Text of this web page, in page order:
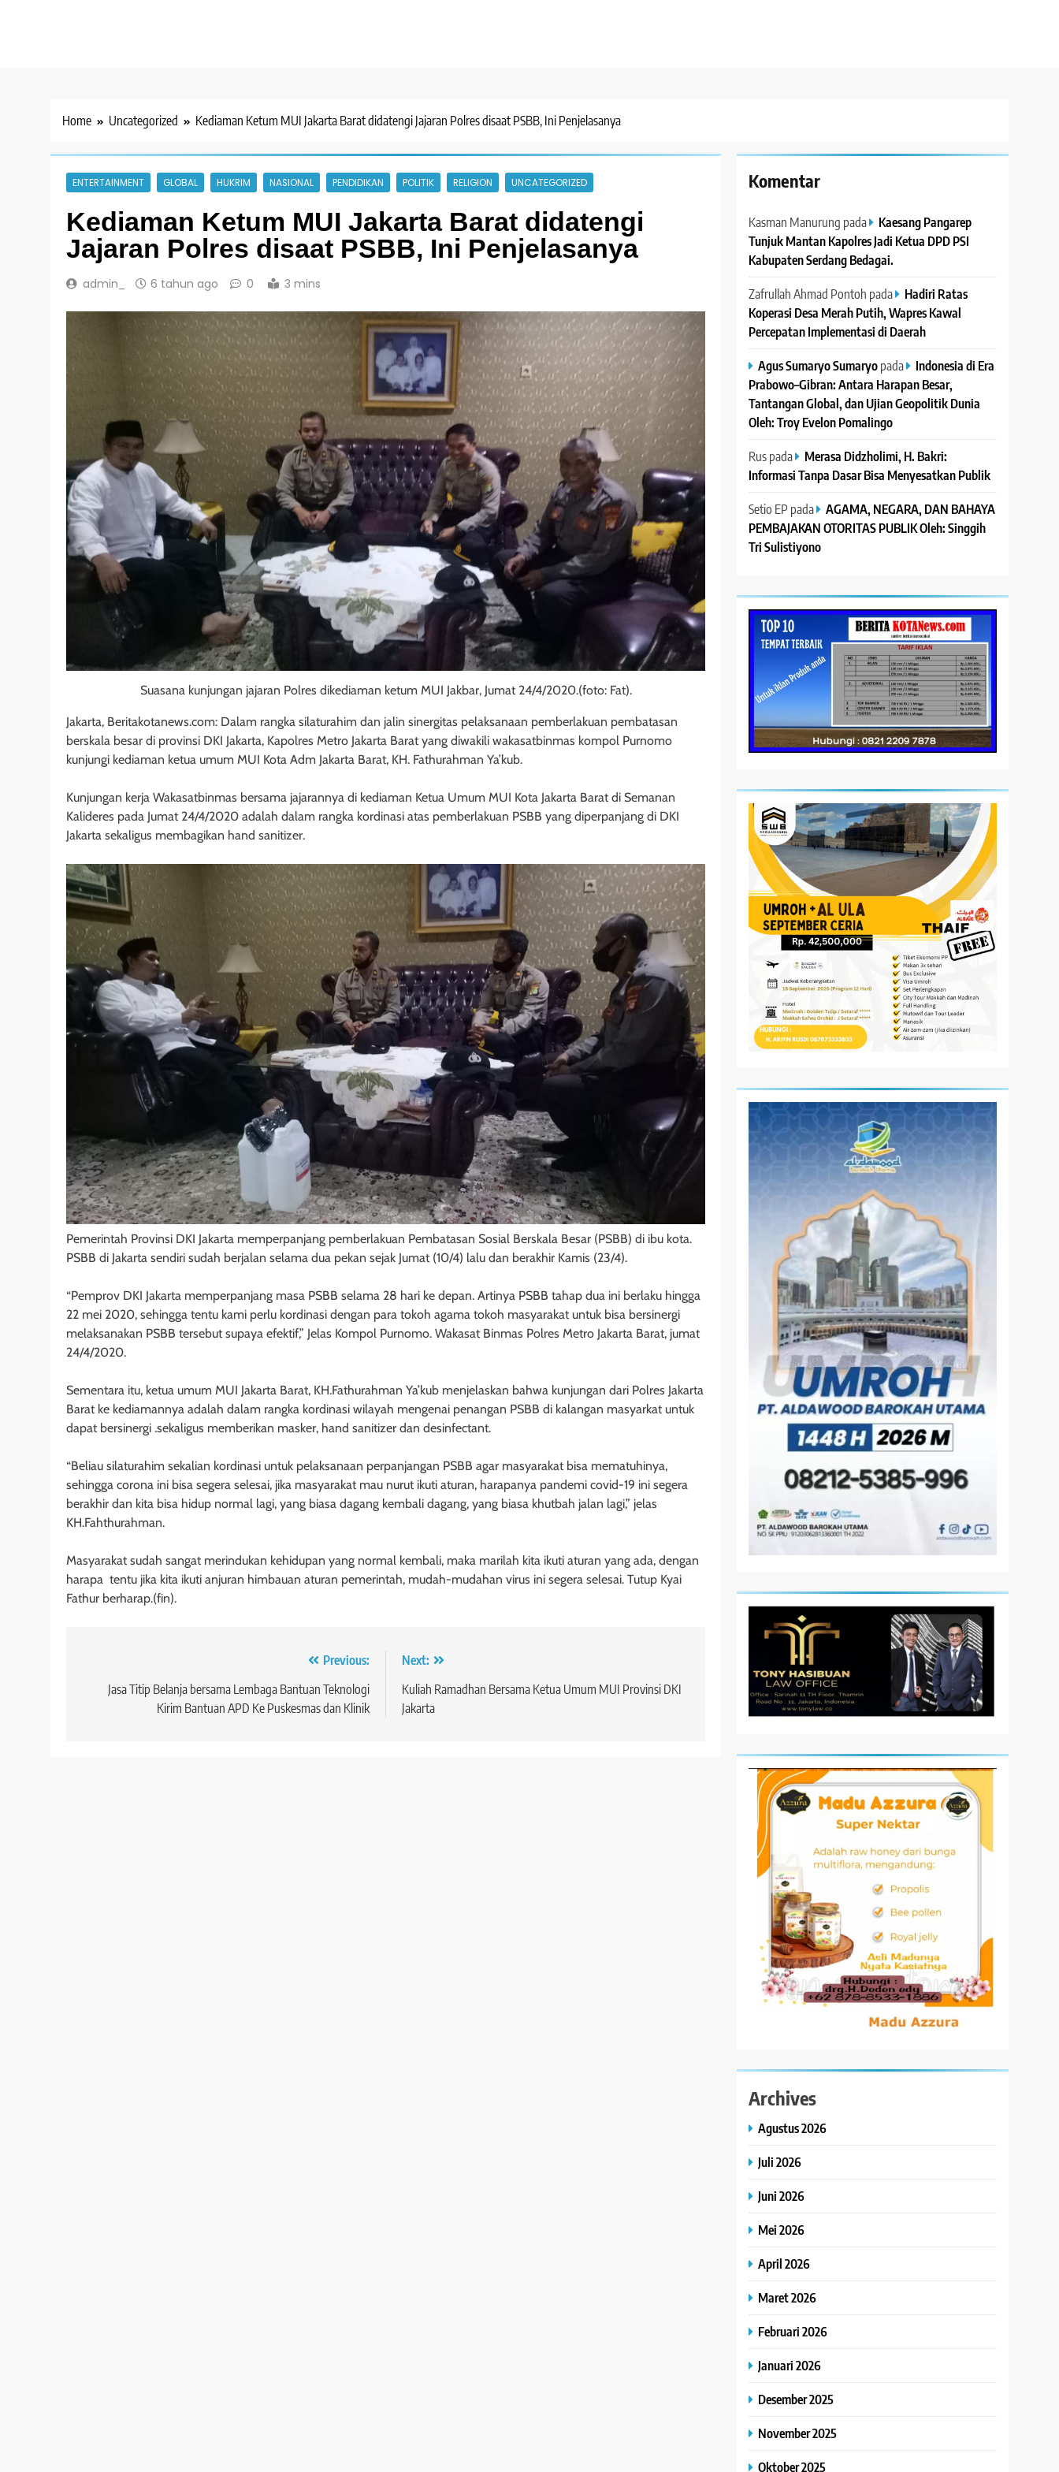
Home Uncategorized Kediaman Ketum MUI Jakarta Barat didatengi Jajaran Polres disaat PSBB, Ini Penjelasanya
ENTERTAINMENT GLOBAL HUKRIM NASIONAL PENDIDIKAN POLITIK RELIGION UNCATEGORIZED
Kediaman Ketum MUI Jakarta Barat didatengi
Jajaran Polres disaat PSBB, Ini Penjelasanya
admin_ 6 tahun ago 0 3 mins
Suasana kunjungan jajaran Polres dikediaman ketum MUI Jakbar, Jumat 24/4/2020.(foto: Fat).
Jakarta, Beritakotanews.com: Dalam rangka silaturahim dan jalin sinergitas pelaksanaan pemberlakuan pembatasan
berskala besar di provinsi DKI Jakarta, Kapolres Metro Jakarta Barat yang diwakili wakasatbinmas kompol Purnomo
kunjungi kediaman ketua umum MUI Kota Adm Jakarta Barat, KH. Fathurahman Ya’kub.
Kunjungan kerja Wakasatbinmas bersama jajarannya di kediaman Ketua Umum MUI Kota Jakarta Barat di Semanan
Kalideres pada Jumat 24/4/2020 adalah dalam rangka kordinasi atas pemberlakuan PSBB yang diperpanjang di DKI
Jakarta sekaligus membagikan hand sanitizer.
Pemerintah Provinsi DKI Jakarta memperpanjang pemberlakuan Pembatasan Sosial Berskala Besar (PSBB) di ibu kota.
PSBB di Jakarta sendiri sudah berjalan selama dua pekan sejak Jumat (10/4) lalu dan berakhir Kamis (23/4).
“Pemprov DKI Jakarta memperpanjang masa PSBB selama 28 hari ke depan. Artinya PSBB tahap dua ini berlaku hingga
22 mei 2020, sehingga tentu kami perlu kordinasi dengan para tokoh agama tokoh masyarakat untuk bisa bersinergi
melaksanakan PSBB tersebut supaya efektif,” Jelas Kompol Purnomo. Wakasat Binmas Polres Metro Jakarta Barat, jumat
24/4/2020.
Sementara itu, ketua umum MUI Jakarta Barat, KH.Fathurahman Ya’kub menjelaskan bahwa kunjungan dari Polres Jakarta
Barat ke kediamannya adalah dalam rangka kordinasi wilayah mengenai penangan PSBB di kalangan masyarkat untuk
dapat bersinergi .sekaligus memberikan masker, hand sanitizer dan desinfectant.
“Beliau silaturahim sekalian kordinasi untuk pelaksanaan perpanjangan PSBB agar masyarakat bisa mematuhinya,
sehingga corona ini bisa segera selesai, jika masyarakat mau nurut ikuti aturan, harapanya pandemi covid-19 ini segera
berakhir dan kita bisa hidup normal lagi, yang biasa dagang kembali dagang, yang biasa khutbah jalan lagi,” jelas
KH.Fahthurahman.
Masyarakat sudah sangat merindukan kehidupan yang normal kembali, maka marilah kita ikuti aturan yang ada, dengan
harapa tentu jika kita ikuti anjuran himbauan aturan pemerintah, mudah-mudahan virus ini segera selesai. Tutup Kyai
Fathur berharap.(fin).
pos
Previous:
Jasa Titip Belanja bersama Lembaga Bantuan Teknologi
Kirim Bantuan APD Ke Puskesmas dan Klinik
Next:
Kuliah Ramadhan Bersama Ketua Umum MUI Provinsi DKI
Jakarta
Komentar
Kasman Manurung pada
Kaesang Pangarep
Tunjuk Mantan Kapolres Jadi Ketua DPD PSI
Kabupaten Serdang Bedagai. ‎ ‎
Zafrullah Ahmad Pontoh pada
Hadiri Ratas
Koperasi Desa Merah Putih, Wapres Kawal
Percepatan Implementasi di Daerah
Agus Sumaryo Sumaryopada
Indonesia di Era
Prabowo–Gibran: Antara Harapan Besar,
Tantangan Global, dan Ujian Geopolitik Dunia
Oleh: Troy Evelon Pomalingo
Ruspada
Merasa Didzholimi, H. Bakri:
Informasi Tanpa Dasar Bisa Menyesatkan Publik
Setio EP pada AGAMA, NEGARA, DAN BAHAYA
PEMBAJAKAN OTORITAS PUBLIK Oleh: Singgih
Tri Sulistiyono
Archives
Agustus 2026
Juli 2026
Juni 2026
Mei 2026
April 2026
Maret 2026
Februari 2026
Januari 2026
Desember 2025
November 2025
Oktober 2025